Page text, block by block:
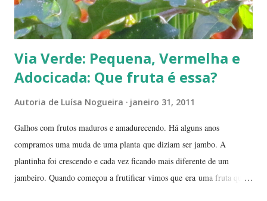
Via Verde: Pequena, Vermelha e
Adocicada: Que fruta é essa?
Autoria de Luísa Nogueira janeiro 31, 2011
Galhos com frutos maduros e amadurecendo. Há alguns anos
compramos uma muda de uma planta que diziam ser jambo. A
plantinha foi crescendo e cada vez ficando mais diferente de um
jambeiro. Quando começou a frutificar vimos que era uma fruta que